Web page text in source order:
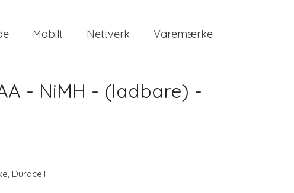
Mobilt Nettverk Varemærke
- NiMH - (ladbare) -
, Duracell